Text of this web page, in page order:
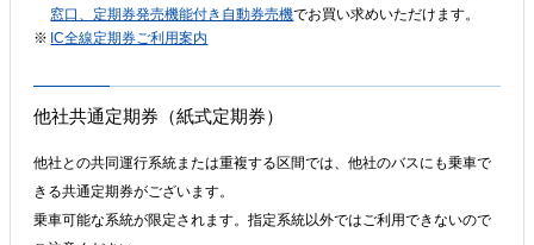
窓口、定期券発売機能付き自動券売機でお買い求めいただけます。
IC全線定期券ご利用案内
他社共通定期券（紙式定期券）
他社との共同運行系統または重複する区間では、他社のバスにも乗車で
きる共通定期券がございます。
乗車可能な系統が限定されます。指定系統以外ではご利用できないので